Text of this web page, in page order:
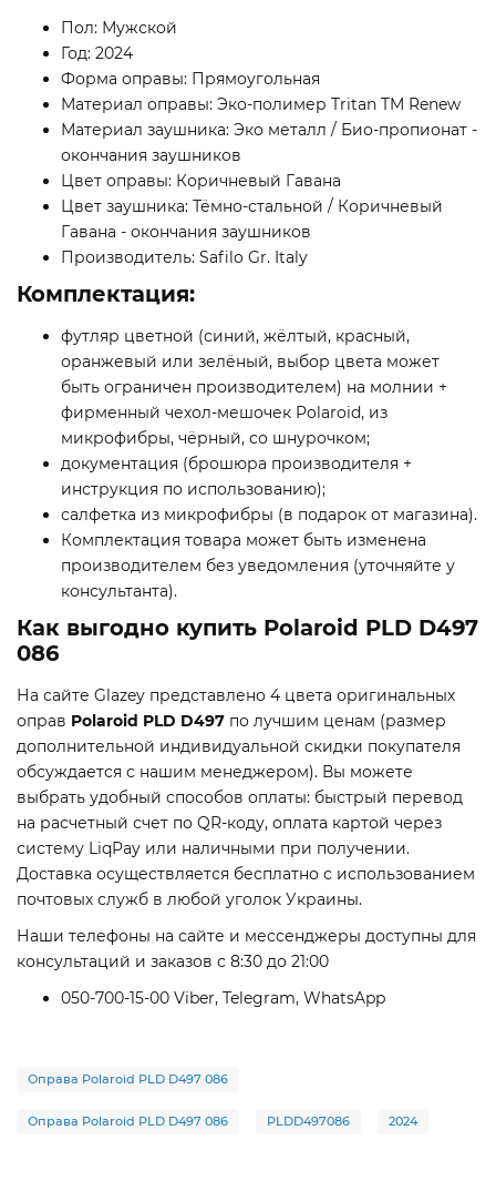
Пол: Мужской
Год: 2024
Форма оправы: Прямоугольная
Материал оправы: Эко-полимер Tritan TM Renew
Материал заушника: Эко металл / Био-пропионат -
окончания заушников
Цвет оправы: Коричневый Гавана
Цвет заушника: Тёмно-стальной / Коричневый
Гавана - окончания заушников
Производитель: Safilo Gr. Italy
Комплектация:
футляр цветной (синий, жёлтый, красный,
оранжевый или зелёный, выбор цвета может
быть ограничен производителем) на молнии +
фирменный чехол-мешочек Polaroid, из
микрофибры, чёрный, со шнурочком;
документация (брошюра производителя +
инструкция по использованию);
салфетка из микрофибры (в подарок от магазина).
Комплектация товара может быть изменена
производителем без уведомления (уточняйте у
консультанта).
Как выгодно купить Polaroid PLD D497
086
На сайте Glazey представлено 4 цвета оригинальных
оправ Polaroid PLD D497 по лучшим ценам (размер
дополнительной индивидуальной скидки покупателя
обсуждается с нашим менеджером). Вы можете
выбрать удобный способов оплаты: быстрый перевод
на расчетный счет по QR-коду, оплата картой через
систему LiqPay или наличными при получении.
Доставка осуществляется бесплатно с использованием
почтовых служб в любой уголок Украины.
Наши телефоны на сайте и мессенджеры доступны для
консультаций и заказов с 8:30 до 21:00
050-700-15-00 Viber, Telegram, WhatsApp
Оправа Polaroid PLD D497 086
Оправа Polaroid PLD D497 086 PLDD497086 2024